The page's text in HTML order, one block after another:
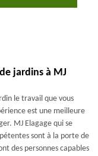
jardins à MJ
le travail que vous
est une meilleure
MJ Elagage qui se
sont à la porte de
des personnes capables